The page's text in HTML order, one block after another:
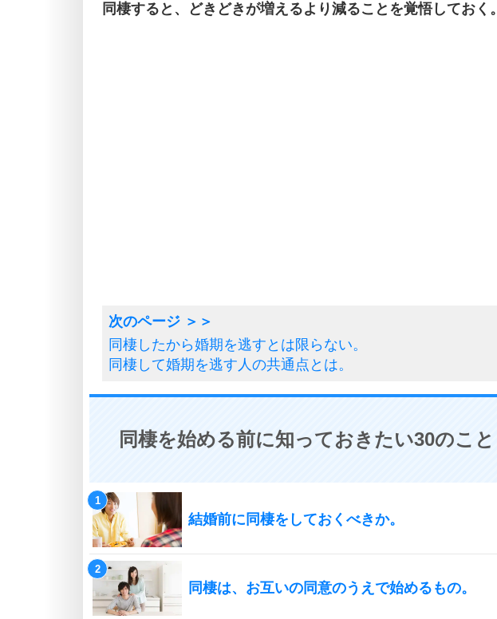
同棲すると、どきどきが増えるより減ることを覚悟しておく。
同棲したから婚期を逃すとは限らない。
同棲して婚期を逃す人の共通点とは。
同棲を始める前に知っておきたい30のこと
結婚前に同棲をしておくべきか。
同棲は、お互いの同意のうえで始めるもの。